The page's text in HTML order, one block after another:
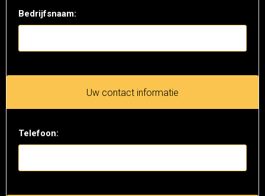
Bedrijfsnaam:
Uw contact informatie
Telefoon: